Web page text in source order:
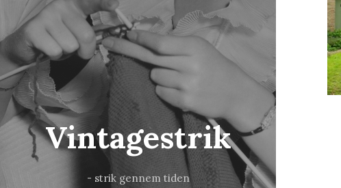
Vintagestrik
- strik gennem tiden